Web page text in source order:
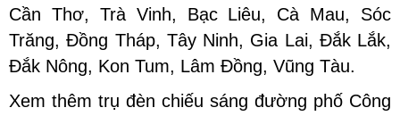
Cần Thơ, Trà Vinh, Bạc Liêu, Cà Mau, Sóc
Trăng, Đồng Tháp, Tây Ninh, Gia Lai, Đắk Lắk,
Đắk Nông, Kon Tum, Lâm Đồng, Vũng Tàu.
Xem thêm trụ đèn chiếu sáng đường phố Công